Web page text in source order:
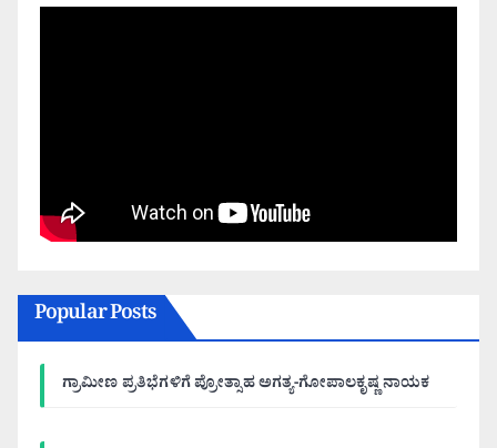
Popular Posts
ಗ್ರಾಮೀಣ ಪ್ರತಿಭೆಗಳಿಗೆ ಪ್ರೋತ್ಸಾಹ ಅಗತ್ಯ-ಗೋಪಾಲಕೃಷ್ಣ ನಾಯಕ